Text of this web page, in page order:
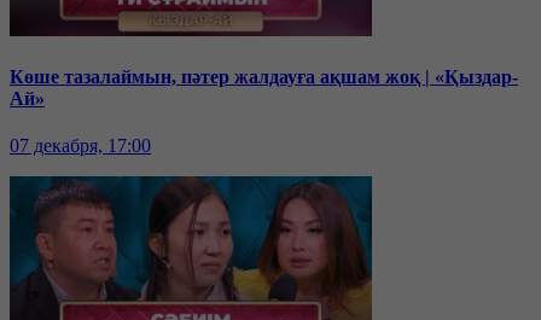
Көше тазалаймын, пәтер жалдауға ақшам жоқ | «Қыздар-
Ай»
07 декабря, 17:00